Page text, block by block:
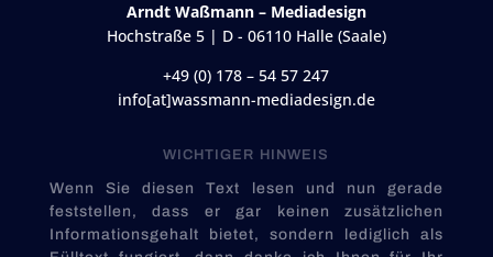
Arndt Waßmann – Mediadesign
Hochstraße 5 | D - 06110 Halle (Saale)
+49 (0) 178 – 54 57 247
info[at]wassmann-mediadesign.de
WICHTIGER HINWEIS
Wenn Sie diesen Text lesen und nun gerade
fest­stellen, dass er gar keinen zu­sätz­lichen
Informations­gehalt bietet, sondern lediglich als